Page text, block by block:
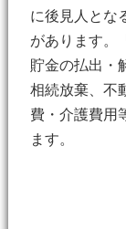
に後見人とな
があります。
貯金の払出・
相続放棄、不
費・介護費用
ます。